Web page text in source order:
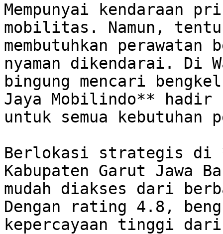
Mempunyai kendaraan
mobilitas. Namun,
membutuhkan
nyaman dikendarai. Di
bingung mencari
Jaya Mobilindo** hadir
untuk semua kebutuhan
Berlokasi strategis di
Kabupaten Garut Jawa
mudah diakses dari
Dengan rating 4.8,
kepercayaan tinggi